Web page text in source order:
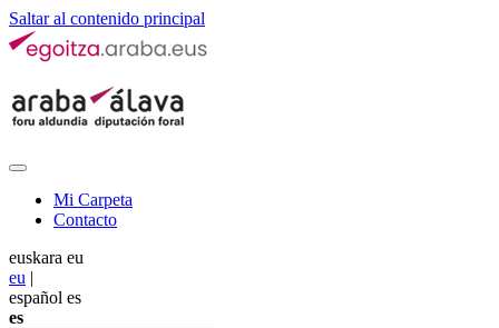
Saltar al contenido principal
Mi Carpeta
Contacto
euskara eu
eu |
español es
es